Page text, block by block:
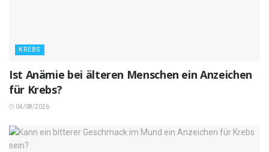
KREBS
Ist Anämie bei älteren Menschen ein Anzeichen
für Krebs?
04/08/2026